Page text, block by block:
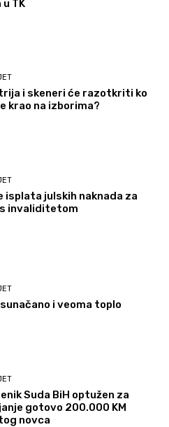
u TK
i skeneri će razotkriti ko
krao na izborima?
isplata julskih naknada za
invaliditetom
i veoma toplo
Suda BiH optužen za
gotovo 200.000 KM
novca